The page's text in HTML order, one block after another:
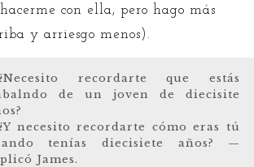
con ella, pero hago más
y arriesgo menos).
recordarte que estás
de un joven de diecisite
necesito recordarte cómo eras tú
tenías diecisiete años? —
James.